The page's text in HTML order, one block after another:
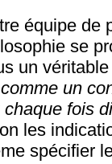
équipe de
se
un
un
chaque fois
les
spécifier